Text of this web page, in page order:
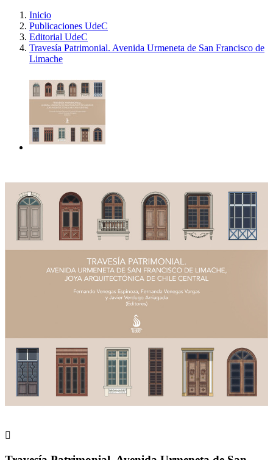
Inicio
Publicaciones UdeC
Editorial UdeC
Travesía Patrimonial. Avenida Urmeneta de San Francisco de
Limache
